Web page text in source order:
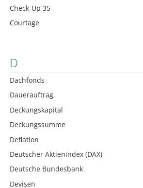
Check-Up 35
Courtage
D
Dachfonds
Dauerauftrag
Deckungskapital
Deckungssumme
Deflation
Deutscher Aktienindex (DAX)
Deutsche Bundesbank
Devisen